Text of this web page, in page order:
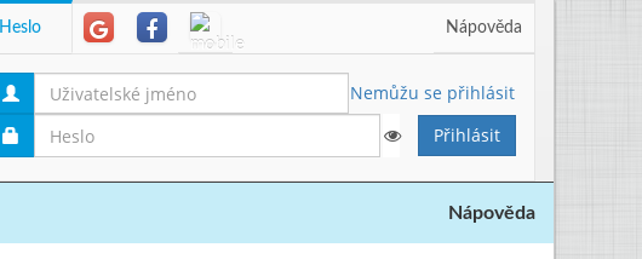
Heslo Nápověda
Nemůžu se přihlásit
Nápověda